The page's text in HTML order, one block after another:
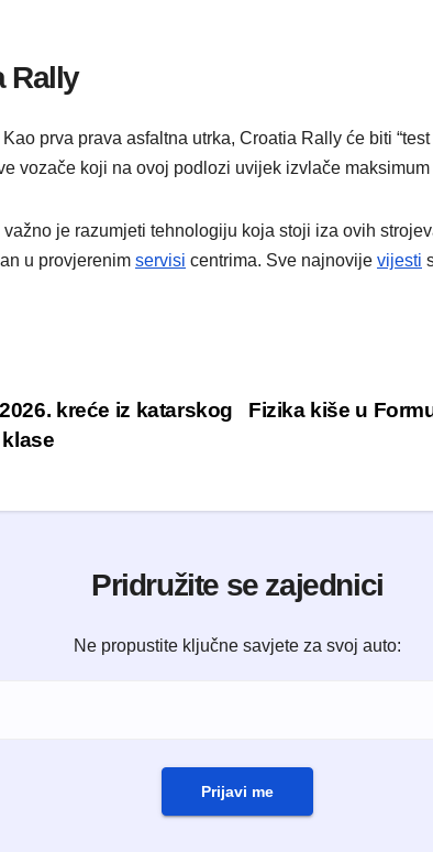
Rally
Kao prva prava asfaltna utrka, Croatia Rally će biti
vozače koji na ovoj podlozi uvijek izvlače
je razumjeti tehnologiju koja stoji iza ovih
u provjerenim servisi centrima. Sve najnovije vijesti
Fizika kiše u
kreće iz katarskog
Pridružite se zajednici
Ne propustite ključne savjete za svoj auto:
Prijavi me